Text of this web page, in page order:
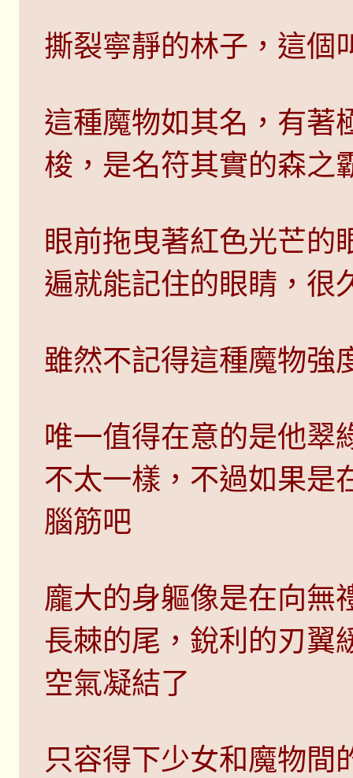
撕裂寧靜的林子，這個
這種魔物如其名，有著
梭，是名符其實的森之
眼前拖曳著紅色光芒的
遍就能記住的眼睛，很
雖然不記得這種魔物強
唯一值得在意的是他翠
不太一樣，不過如果是
腦筋吧
龐大的身軀像是在向無
長棘的尾，銳利的刃翼
空氣凝結了
只容得下少女和魔物間